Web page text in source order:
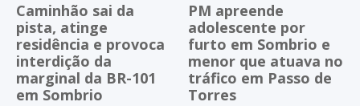
Caminhão sai da
pista, atinge
residência e provoca
interdição da
marginal da BR-101
em Sombrio
PM apreende
adolescente por
furto em Sombrio e
menor que atuava no
tráfico em Passo de
Torres